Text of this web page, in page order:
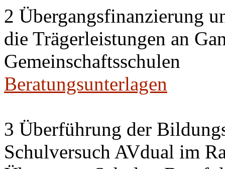
2 Übergangsfinanzierung
die Trägerleistungen an
Gemeinschaftsschulen
Beratungsunterlagen
3 Überführung der
Schulversuch AVdual im